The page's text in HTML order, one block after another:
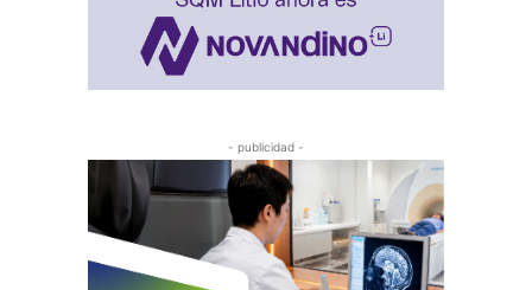
- publicidad -